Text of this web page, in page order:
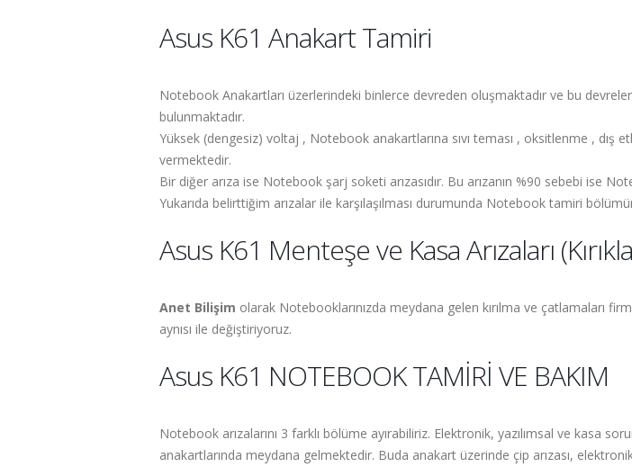
Asus K61 Anakart Tamiri
Notebook Anakartları üzerlerindeki binlerce devreden oluşmaktadır ve bu
bulunmaktadır.
Yüksek (dengesiz) voltaj , Notebook anakartlarına sıvı teması , oksitlenme , dış
vermektedir.
Bir diğer arıza ise Notebook şarj soketi arızasıdır. Bu arızanın %90 sebebi ise
Yukarıda belirttiğim arızalar ile karşılaşılması durumunda Notebook tamiri
Asus K61 Menteşe ve Kasa Arızaları
Anet Bilişim olarak Notebooklarınızda meydana gelen kırılma ve çatlamaları
aynısı ile değiştiriyoruz.
Asus K61 NOTEBOOK TAMİRİ VE BAKIM
Notebook arızalarını 3 farklı bölüme ayırabiliriz. Elektronik, yazılımsal ve kasa
anakartlarında meydana gelmektedir. Buda anakart üzerinde çip arızası,